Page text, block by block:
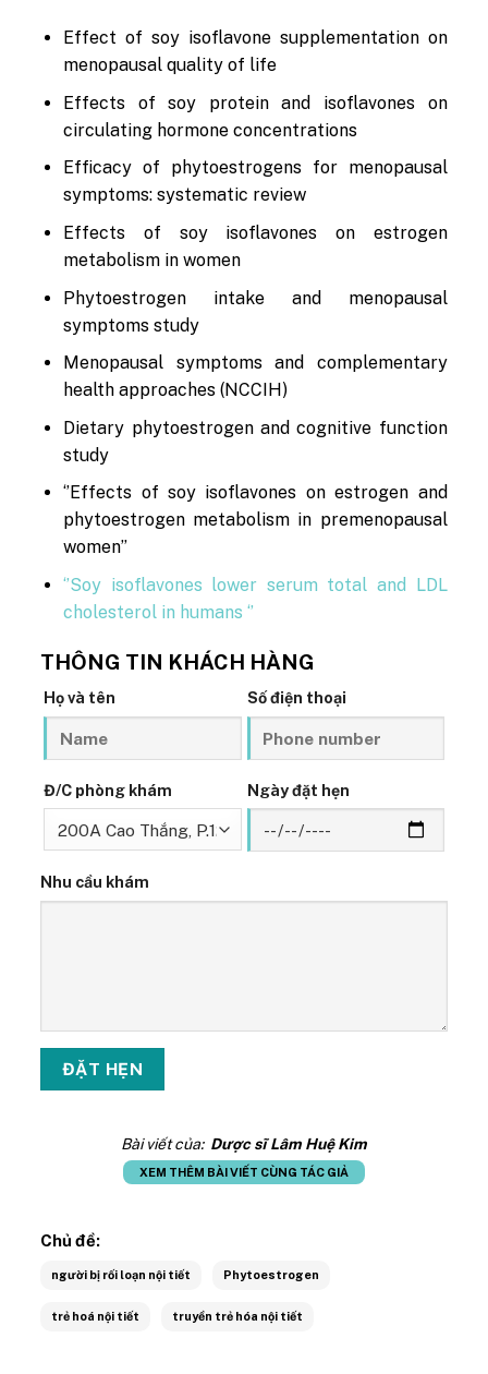
Effect of soy isoflavone supplementation on
menopausal quality of life
Effects of soy protein and isoflavones on
circulating hormone concentrations
Efficacy of phytoestrogens for menopausal
symptoms: systematic review
Effects of soy isoflavones on estrogen
metabolism in women
Phytoestrogen intake and menopausal
symptoms study
Menopausal symptoms and complementary
health approaches (NCCIH)
Dietary phytoestrogen and cognitive function
study
‘’Effects of soy isoflavones on estrogen and
phytoestrogen metabolism in premenopausal
women’’
‘’Soy isoflavones lower serum total and LDL
cholesterol in humans ‘’
THÔNG TIN KHÁCH HÀNG
Họ và tên Số điện thoại
Đ/C phòng khám Ngày đặt hẹn
Nhu cầu khám
Bài viết của: Dược sĩ Lâm Huệ Kim
XEM THÊM BÀI VIẾT CÙNG TÁC GIẢ
Chủ đề:
người bị rối loạn nội tiết Phytoestrogen
trẻ hoá nội tiết truyền trẻ hóa nội tiết